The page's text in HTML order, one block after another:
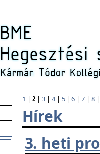
1 | 2 | 3 | 4| 5 | 6 | 7 | 8
Hírek
3. heti